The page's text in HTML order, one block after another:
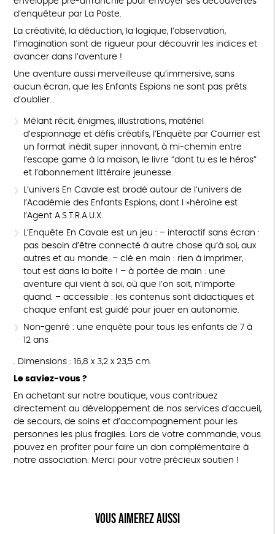
d’enquêteur par La Poste.
La créativité, la déduction, la logique, l’observation,
l’imagination sont de rigueur pour découvrir les indices et
avancer dans l’aventure !
Une aventure aussi merveilleuse qu’immersive, sans
aucun écran, que les Enfants Espions ne sont pas prêts
d’oublier…
Mêlant récit, énigmes, illustrations, matériel
d’espionnage et défis créatifs, l’Enquête par Courrier est
un format inédit super innovant, à mi-chemin entre
l’escape game à la maison, le livre “dont tu es le héros”
et l’abonnement littéraire jeunesse.
L’univers En Cavale est brodé autour de l’univers de
l’Académie des Enfants Espions, dont l »héroïne est
l’Agent A.S.T.R.A.U.X.
L’Enquête En Cavale est un jeu : – interactif sans écran :
pas besoin d’être connecté à autre chose qu’à soi, aux
autres et au monde. – clé en main : rien à imprimer,
tout est dans la boîte ! – à portée de main : une
aventure qui vient à soi, où que l’on soit, n’importe
quand. – accessible : les contenus sont didactiques et
chaque enfant est guidé pour jouer en autonomie.
Non-genré : une enquête pour tous les enfants de 7 à
12 ans
. Dimensions : 16,8 x 3,2 x 23,5 cm.
Le saviez-vous ?
En achetant sur notre boutique, vous contribuez
directement au développement de nos services d’accueil,
de secours, de soins et d’accompagnement pour les
personnes les plus fragiles. Lors de votre commande, vous
pouvez en profiter pour faire un don complémentaire à
notre association. Merci pour votre précieux soutien !
Vous aimerez aussi